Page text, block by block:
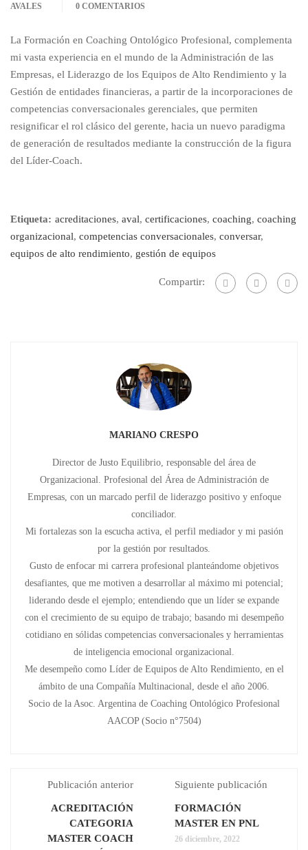
AVALES
0 COMENTARIOS
La Formación en Coaching Ontológico Profesional, complementa
mi vasta experiencia en el mundo de la Administración de las
Empresas, el Liderazgo de los Equipos de Alto Rendimiento y la
Gestión de entidades financieras, a partir de la incorporaciones de
competencias conversacionales gerenciales, que permiten
resignificar el rol clásico del gerente, hacia un nuevo paradigma
de generación de resultados mediante la construcción de la figura
del Líder-Coach.
Etiqueta: acreditaciones, aval, certificaciones, coaching, coaching
organizacional, competencias conversacionales, conversar,
equipos de alto rendimiento, gestión de equipos
Compartir:
MARIANO CRESPO
Director de Justo Equilibrio, responsable del área de
Organizacional. Profesional del Área de Administración de
Empresas, con un marcado perfil de liderazgo positivo y enfoque
conciliador.
Mi fortalezas son la escucha activa, el perfil mediador y mi pasión
por la gestión por resultados.
Gusto de enfocar mi carrera profesional planteándome objetivos
desafiantes, que me motiven a desarrollar al máximo mi potencial;
liderando desde el ejemplo; entendiendo que un líder se expande
con el crecimiento de su equipo de trabajo; basando mi desempeño
cotidiano en sólidas competencias conversacionales y herramientas
de inteligencia emocional organizacional.
Me desempeño como Líder de Equipos de Alto Rendimiento, en el
ámbito de una Compañía Multinacional, desde el año 2006.
Socio de la Asoc. Argentina de Coaching Ontológico Profesional
AACOP (Socio n°7504)
Publicación anterior
ACREDITACIÓN
CATEGORIA
MASTER COACH
Siguiente publicación
FORMACIÓN
MASTER EN PNL
26 diciembre, 2022